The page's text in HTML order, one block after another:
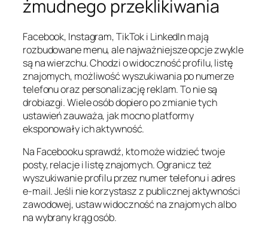
żmudnego przeklikiwania
Facebook, Instagram, TikTok i LinkedIn mają
rozbudowane menu, ale najważniejsze opcje zwykle
są na wierzchu. Chodzi o widoczność profilu, listę
znajomych, możliwość wyszukiwania po numerze
telefonu oraz personalizację reklam. To nie są
drobiazgi. Wiele osób dopiero po zmianie tych
ustawień zauważa, jak mocno platformy
eksponowały ich aktywność.
Na Facebooku sprawdź, kto może widzieć twoje
posty, relacje i listę znajomych. Ogranicz też
wyszukiwanie profilu przez numer telefonu i adres
e-mail. Jeśli nie korzystasz z publicznej aktywności
zawodowej, ustaw widoczność na znajomych albo
na wybrany krąg osób.